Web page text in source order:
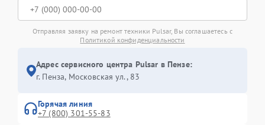
Отправляя заявку на ремонт техники Pulsar, Вы соглашаетесь с
Политикой конфиденциальности
Адрес сервисного центра Pulsar в Пензе:
г. Пенза, Московская ул., 83
Горячая линия
+7 (800) 301-55-83